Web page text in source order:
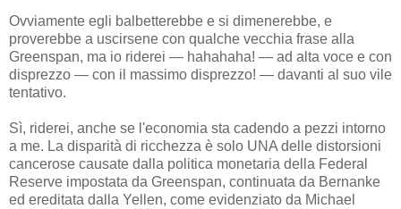
Ovviamente egli balbetterebbe e si dimenerebbe, e
proverebbe a uscirsene con qualche vecchia frase alla
Greenspan, ma io riderei — hahahaha! — ad alta voce e con
disprezzo — con il massimo disprezzo! — davanti al suo vile
tentativo.
Sì, riderei, anche se l'economia sta cadendo a pezzi intorno
a me. La disparità di ricchezza è solo UNA delle distorsioni
cancerose causate dalla politica monetaria della Federal
Reserve impostata da Greenspan, continuata da Bernanke
ed ereditata dalla Yellen, come evidenziato da Michael